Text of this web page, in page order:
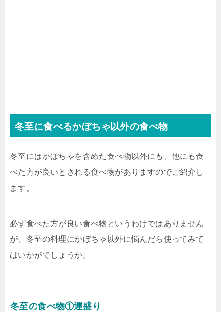
冬至に食べるかぼちゃ以外の食べ物
冬至にはかぼちゃを含めた食べ物以外にも、他にも食
べた方が良いとされる食べ物がありますのでご紹介し
ます。
必ず食べた方が良い食べ物というわけではありません
が、冬至の料理にかぼちゃ以外に悩んだら使ってみて
はいかがでしょうか。
冬至の食べ物①運盛り